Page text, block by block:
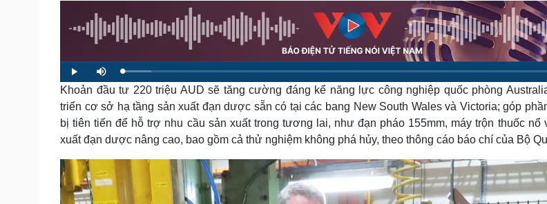
Sức khỏe
Dinh dưỡng - món ngon
Cây thuốc
Sản phụ khoa
Nhi khoa
Nam khoa
Làm đẹp - giảm cân
Phòng mạch online
Ăn sạch sống khỏe
Đời sống
Nhà đẹp
Tình yêu - Gia đình
Văn hóa
Sân khấu - Điện ảnh
Văn học
Âm nhạc
Giải trí
Nghệ sĩ
Thời trang
Sao Việt
Cải chính
P
l
a
y
M
u
t
e
L
o
a
d
e
d
:
6
.
0
0
Khoản đầu tư 220 triệu AUD sẽ tăng cường đáng kể năng lực công nghiệp quốc phòng
triển cơ sở hạ tầng sản xuất đạn dược sẵn có tại các bang New South Wales và Victoria; góp
bị tiên tiến để hỗ trợ nhu cầu sản xuất trong tương lai, như đạn pháo 155mm, máy trộn thuốc nổ
xuất đạn dược nâng cao, bao gồm cả thử nghiệm không phá hủy, theo thông cáo báo chí của Bộ